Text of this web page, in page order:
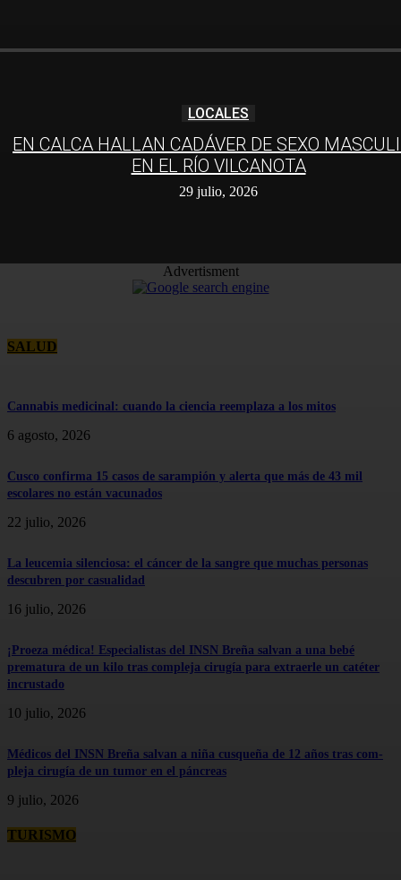
LOCALES
EN CALCA HALLAN CADÁVER DE SEXO
EN EL RÍO VILCANOTA
29 julio, 2026
Advertisment
SALUD
Cannabis medicinal: cuando la ciencia reemplaza a los mitos
6 agosto, 2026
Cusco confirma 15 casos de sarampión y alerta que más de 43 mil
escolares no están vacunados
22 julio, 2026
La leucemia silenciosa: el cáncer de la sangre que muchas personas
descubren por casualidad
16 julio, 2026
¡Proeza médica! Especialistas del INSN Breña salvan a una bebé
prematura de un kilo tras compleja cirugía para extraerle un catéter
incrustado
10 julio, 2026
Médicos del INSN Breña salvan a niña cusqueña de 12 años tras com-
pleja cirugía de un tumor en el páncreas
9 julio, 2026
TURISMO